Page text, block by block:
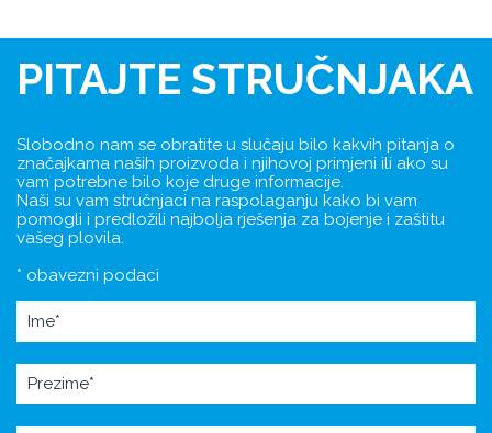
PITAJTE STRUČNJAKA
Slobodno nam se obratite u slučaju bilo kakvih pitanja o
značajkama naših proizvoda i njihovoj primjeni ili ako su
vam potrebne bilo koje druge informacije.
Naši su vam stručnjaci na raspolaganju kako bi vam
pomogli i predložili najbolja rješenja za bojenje i zaštitu
vašeg plovila.
* obavezni podaci